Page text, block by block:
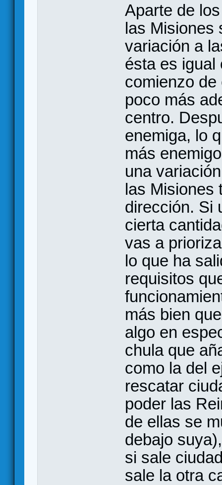
Aparte de
las Misiones
variación a
ésta es igual
comienzo
poco más
centro.
enemiga, lo
más
una
las Misiones
dirección. Si
cierta
vas a
lo que ha
requisitos
más bien
algo en
chula que
como la del
rescatar
poder las
de ellas se
debajo
si sale
sale la otra